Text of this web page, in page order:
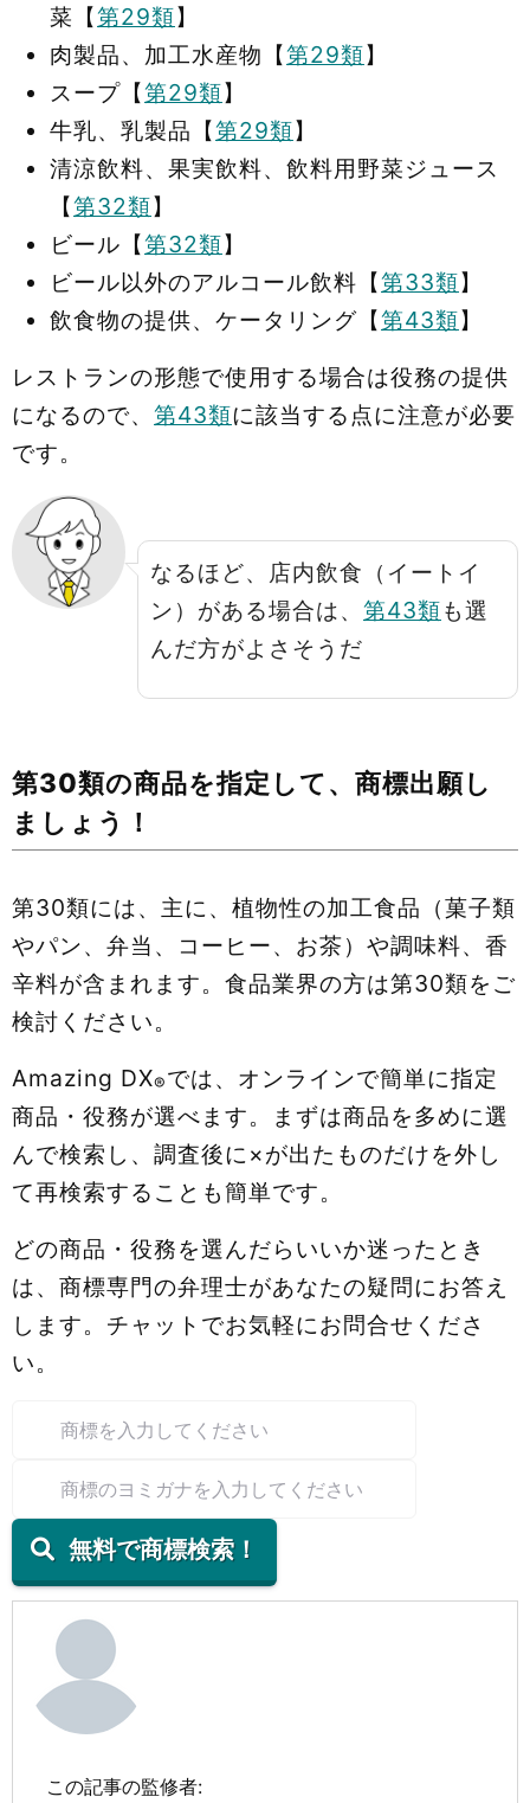
菜【第29類】
肉製品、加工水産物【第29類】
スープ【第29類】
牛乳、乳製品【第29類】
清涼飲料、果実飲料、飲料用野菜ジュース
【第32類】
ビール【第32類】
ビール以外のアルコール飲料【第33類】
飲食物の提供、ケータリング【第43類】
レストランの形態で使用する場合は役務の提供
になるので、 第43類に該当する点に注意が必要
です。
なるほど、店内飲食（イートイ
ン）がある場合は、 第43類も選
んだ方がよさそうだ
第30類の商品を指定して、商標出願し
ましょう！
第30類には、主に、植物性の加工食品（菓子類
やパン、弁当、コーヒー、お茶）や調味料、香
辛料が含まれます。食品業界の方は第30類をご
検討ください。
Amazing DX®では、オンラインで簡単に指定
商品・役務が選べます。まずは商品を多めに選
んで検索し、調査後に×が出たものだけを外し
て再検索することも簡単です。
どの商品・役務を選んだらいいか迷ったとき
は、商標専門の弁理士があなたの疑問にお答え
します。チャットでお気軽にお問合せくださ
い。
無料で商標検索！
この記事の監修者: